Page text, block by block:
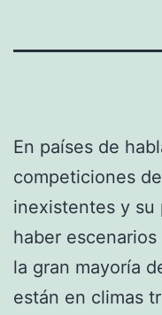
En países de
competiciones
inexistentes y su
haber
la gran mayoría
están en climas